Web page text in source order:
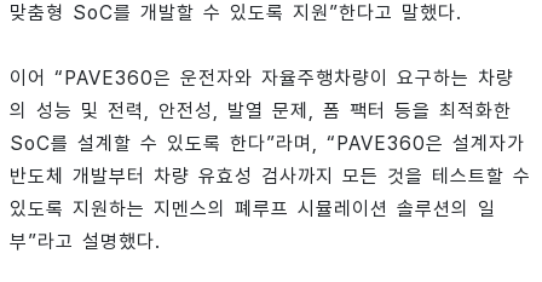
맞춤형 SoC를 개발할 수 있도록 지원”한다고 말했다.
이어 “PAVE360은 운전자와 자율주행차량이 요구하는 차량
의 성능 및 전력, 안전성, 발열 문제, 폼 팩터 등을 최적화한
SoC를 설계할 수 있도록 한다”라며, “PAVE360은 설계자가
반도체 개발부터 차량 유효성 검사까지 모든 것을 테스트할 수
있도록 지원하는 지멘스의 폐루프 시뮬레이션 솔루션의 일
부”라고 설명했다.